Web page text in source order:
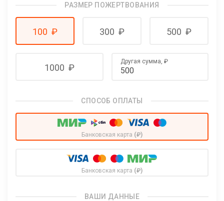
РАЗМЕР ПОЖЕРТВОВАНИЯ
100 ₽ 300 ₽ 500 ₽
1000 ₽
Другая сумма, ₽
СПОСОБ ОПЛАТЫ
Банковская карта (₽)
Банковская карта (₽)
ВАШИ ДАННЫЕ